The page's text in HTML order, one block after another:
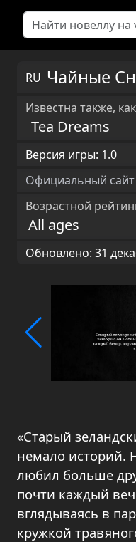
RU Чайные
Известна также, как
Tea Dreams
Версия игры: 1.0
Официальный сайт
Возрастной
All ages
Обновлено: 31
«Старый
немало историй.
любил больше
почти каждый
вглядываясь в
кружкой